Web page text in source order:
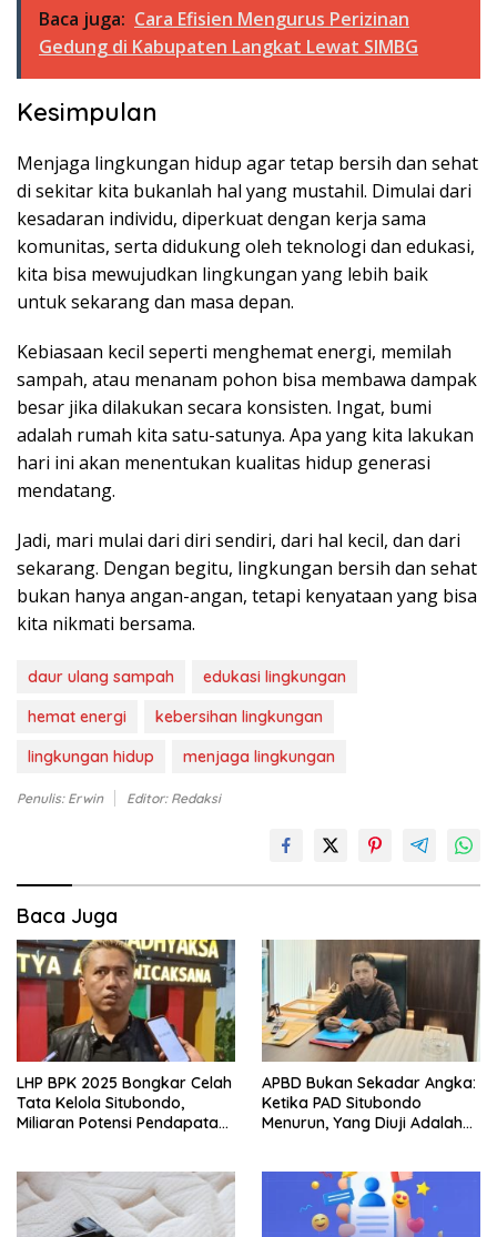
Baca juga: Cara Efisien Mengurus Perizinan
Gedung di Kabupaten Langkat Lewat SIMBG
Kesimpulan
Menjaga lingkungan hidup agar tetap bersih dan sehat
di sekitar kita bukanlah hal yang mustahil. Dimulai dari
kesadaran individu, diperkuat dengan kerja sama
komunitas, serta didukung oleh teknologi dan edukasi,
kita bisa mewujudkan lingkungan yang lebih baik
untuk sekarang dan masa depan.
Kebiasaan kecil seperti menghemat energi, memilah
sampah, atau menanam pohon bisa membawa dampak
besar jika dilakukan secara konsisten. Ingat, bumi
adalah rumah kita satu-satunya. Apa yang kita lakukan
hari ini akan menentukan kualitas hidup generasi
mendatang.
Jadi, mari mulai dari diri sendiri, dari hal kecil, dan dari
sekarang. Dengan begitu, lingkungan bersih dan sehat
bukan hanya angan-angan, tetapi kenyataan yang bisa
kita nikmati bersama.
daur ulang sampah
edukasi lingkungan
hemat energi
kebersihan lingkungan
lingkungan hidup
menjaga lingkungan
Penulis: Erwin Editor: Redaksi
Baca Juga
LHP BPK 2025 Bongkar Celah
Tata Kelola Situbondo,
Miliaran Potensi Pendapatan
APBD Bukan Sekadar Angka:
Ketika PAD Situbondo
Menurun, Yang Diuji Adalah